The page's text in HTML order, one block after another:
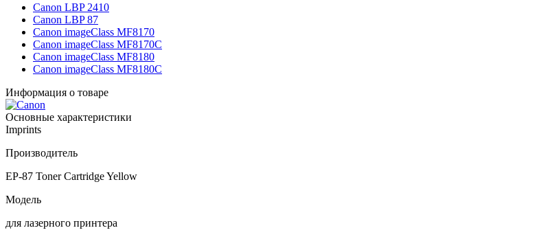
Canon LBP 2410
Canon LBP 87
Canon imageClass MF8170
Canon imageClass MF8170C
Canon imageClass MF8180
Canon imageClass MF8180C
Информация о товаре
Основные характеристики
Imprints
Производитель
EP-87 Toner Cartridge Yellow
Модель
для лазерного принтера